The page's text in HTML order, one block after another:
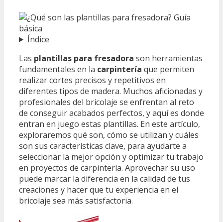
Índice
Las plantillas para fresadora son herramientas
fundamentales en la carpintería que permiten
realizar cortes precisos y repetitivos en
diferentes tipos de madera. Muchos aficionadas y
profesionales del bricolaje se enfrentan al reto
de conseguir acabados perfectos, y aquí es donde
entran en juego estas plantillas. En este artículo,
exploraremos qué son, cómo se utilizan y cuáles
son sus características clave, para ayudarte a
seleccionar la mejor opción y optimizar tu trabajo
en proyectos de carpintería. Aprovechar su uso
puede marcar la diferencia en la calidad de tus
creaciones y hacer que tu experiencia en el
bricolaje sea más satisfactoria.